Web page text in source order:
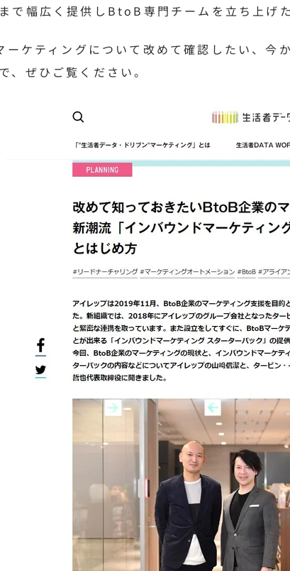
で幅広く提供しBtoB専門チームを立ち上げ
ケティングについて改めて確認したい、今
、ぜひご覧ください。